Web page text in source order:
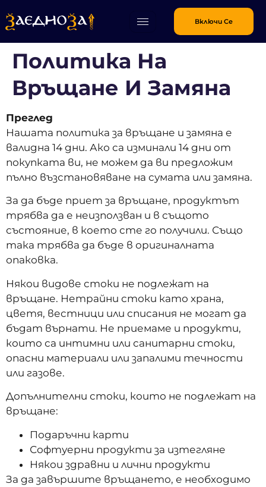
Включи Се
Политика На
Връщане И Замяна
Преглед
Нашата политика за връщане и замяна е
валидна 14 дни. Ако са изминали 14 дни от
покупката ви, не можем да ви предложим
пълно възстановяване на сумата или замяна.
За да бъде приет за връщане, продуктът
трябва да е неизползван и в същото
състояние, в което сте го получили. Също
така трябва да бъде в оригиналната
опаковка.
Някои видове стоки не подлежат на
връщане. Нетрайни стоки като храна,
цветя, вестници или списания не могат да
бъдат върнати. Не приемаме и продукти,
които са интимни или санитарни стоки,
опасни материали или запалими течности
или газове.
Допълнителни стоки, които не подлежат на
връщане:
Подаръчни карти
Софтуерни продукти за изтегляне
Някои здравни и лични продукти
За да завършите връщането, е необходимо